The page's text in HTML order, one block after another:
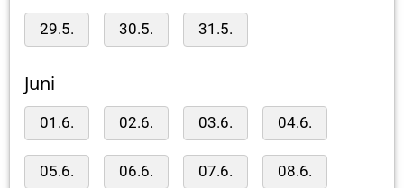
29.5. 30.5. 31.5.
Juni
01.6. 02.6. 03.6. 04.6.
05.6. 06.6. 07.6. 08.6.